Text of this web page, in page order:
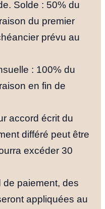
Accueil
Notre
Solde : 50% du
du premier
prévu au
: 100% du
en fin de
accord écrit du
différé peut être
excéder 30
de paiement, des
appliquées au